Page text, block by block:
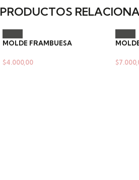
PRODUCTOS
MOLDE FRAMBUESA
$4.000,00 $